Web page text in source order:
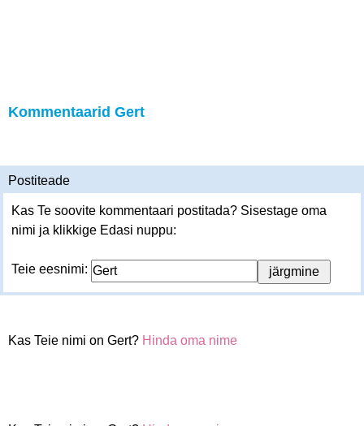
Kommentaarid Gert
Postiteade
Kas Te soovite kommentaari postitada? Sisestage oma
nimi ja klikkige Edasi nuppu:
Teie eesnimi:
Kas Teie nimi on Gert? Hinda oma nime